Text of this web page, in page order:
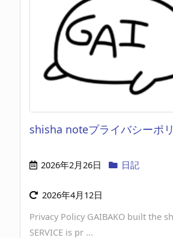
shisha noteプライバシーポ
2026年2月26日 日記
2026年4月12日
Privacy Policy GAIBAKO built the
SERVICE is pr ...